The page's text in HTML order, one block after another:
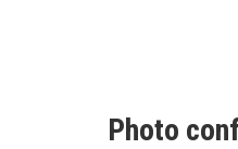
Photo